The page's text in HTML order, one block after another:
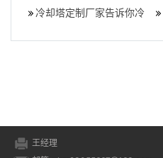
冷却塔底盘漏水补漏方法
冷却塔定制厂家告诉你冷
王经理